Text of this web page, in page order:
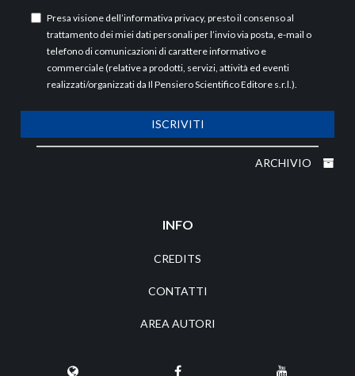
Presa visione dell’informativa privacy, presto il consenso al
trattamento dei miei dati personali per l’invio via posta, e-mail o
telefono di comunicazioni di carattere informativo e
commerciale (relative a prodotti, servizi, attività ed eventi
realizzati/organizzati da Il Pensiero Scientifico Editore s.r.l.).
ISCRIVITI
ARCHIVIO
INFO
CREDITS
CONTATTI
AREA AUTORI